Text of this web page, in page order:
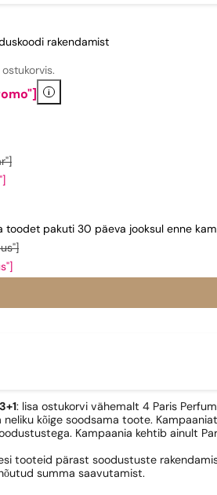
rakendamist
i
toodet pakuti 30 päeva jooksul enne
3+1: lisa ostukorvi vähemalt 4 Paris
kõige soodsama toote.
Kampaania kehtib ainult
tooteid pärast soodustuste
summa saavutamist.